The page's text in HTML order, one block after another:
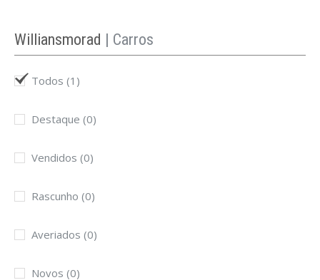
Williansmorad | Carros
Todos (1)
Destaque (0)
Vendidos (0)
Rascunho (0)
Averiados (0)
Novos (0)